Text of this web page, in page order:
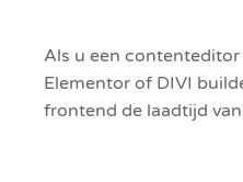
Als u een
Elementor of DIVI
frontend de laadtijd